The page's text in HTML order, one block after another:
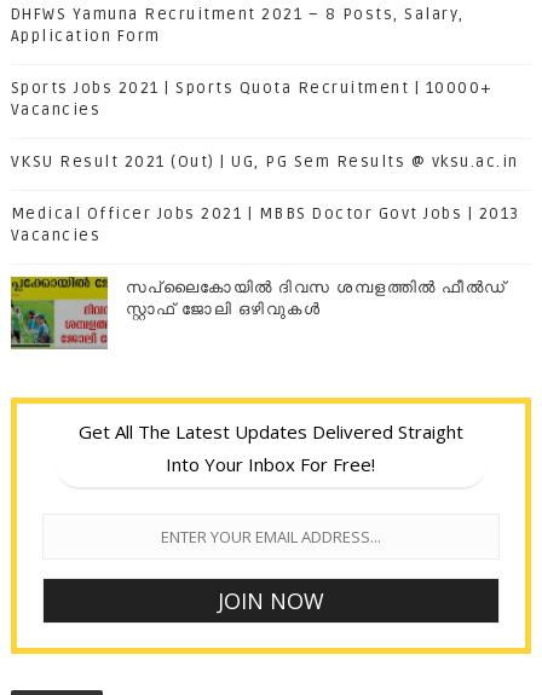
DHFWS Yamuna Recruitment 2021 – 8 Posts, Salary,
Application Form
Sports Jobs 2021 | Sports Quota Recruitment | 10000+
Vacancies
VKSU Result 2021 (Out) | UG, PG Sem Results @ vksu.ac.in
Medical Officer Jobs 2021 | MBBS Doctor Govt Jobs | 2013
Vacancies
സപ്ലൈകോയില്‍ ദിവസ ശമ്പളത്തിൽ ഫീല്‍ഡ്
സ്റ്റാഫ് ജോലി ഒഴിവുകൾ
Get All The Latest Updates Delivered Straight
Into Your Inbox For Free!